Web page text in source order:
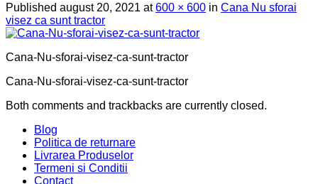
Published august 20, 2021 at600 × 600 in Cana Nu sforai
visez ca sunt tractor
Cana-Nu-sforai-visez-ca-sunt-tractor
Cana-Nu-sforai-visez-ca-sunt-tractor
Both comments and trackbacks are currently closed.
Blog
Politica de returnare
Livrarea Produselor
Termeni si Conditii
Contact